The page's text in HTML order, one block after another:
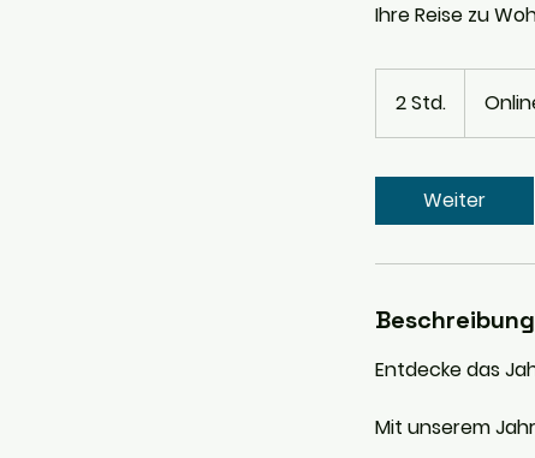
Ihre Reise zu
2 Std.
S
d
.
Weiter
Beschreibung
Entdecke das
Mit unserem